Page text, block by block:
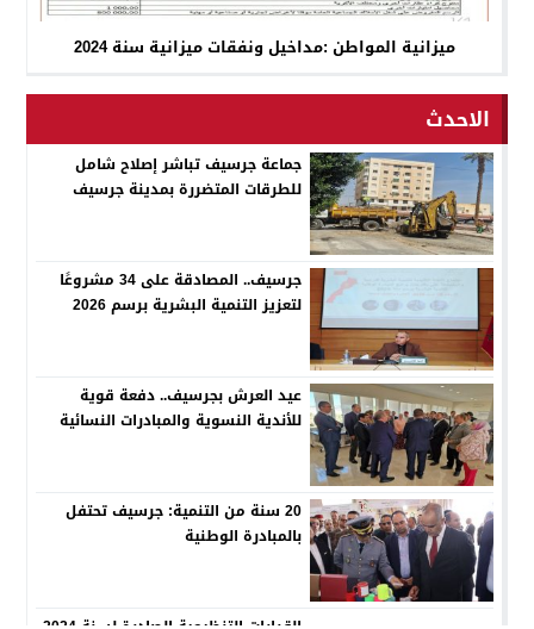
ميزانية المواطن :مداخيل ونفقات ميزانية سنة 2024
الاحدث
جماعة جرسيف تباشر إصلاح شامل
للطرقات المتضررة بمدينة جرسيف
جرسيف.. المصادقة على 34 مشروعًا
لتعزيز التنمية البشرية برسم 2026
عيد العرش بجرسيف.. دفعة قوية
للأندية النسوية والمبادرات النسائية
20 سنة من التنمية: جرسيف تحتفل
بالمبادرة الوطنية